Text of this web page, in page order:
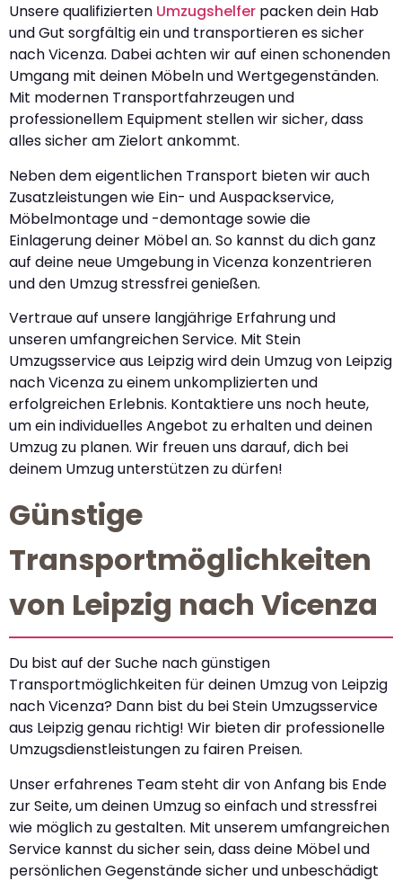
Unsere qualifizierten Umzugshelfer packen dein Hab
und Gut sorgfältig ein und transportieren es sicher
nach Vicenza. Dabei achten wir auf einen schonenden
Umgang mit deinen Möbeln und Wertgegenständen.
Mit modernen Transportfahrzeugen und
professionellem Equipment stellen wir sicher, dass
alles sicher am Zielort ankommt.
Neben dem eigentlichen Transport bieten wir auch
Zusatzleistungen wie Ein- und Auspackservice,
Möbelmontage und -demontage sowie die
Einlagerung deiner Möbel an. So kannst du dich ganz
auf deine neue Umgebung in Vicenza konzentrieren
und den Umzug stressfrei genießen.
Vertraue auf unsere langjährige Erfahrung und
unseren umfangreichen Service. Mit Stein
Umzugsservice aus Leipzig wird dein Umzug von Leipzig
nach Vicenza zu einem unkomplizierten und
erfolgreichen Erlebnis. Kontaktiere uns noch heute,
um ein individuelles Angebot zu erhalten und deinen
Umzug zu planen. Wir freuen uns darauf, dich bei
deinem Umzug unterstützen zu dürfen!
Günstige
Transportmöglichkeiten
von Leipzig nach Vicenza
Du bist auf der Suche nach günstigen
Transportmöglichkeiten für deinen Umzug von Leipzig
nach Vicenza? Dann bist du bei Stein Umzugsservice
aus Leipzig genau richtig! Wir bieten dir professionelle
Umzugsdienstleistungen zu fairen Preisen.
Unser erfahrenes Team steht dir von Anfang bis Ende
zur Seite, um deinen Umzug so einfach und stressfrei
wie möglich zu gestalten. Mit unserem umfangreichen
Service kannst du sicher sein, dass deine Möbel und
persönlichen Gegenstände sicher und unbeschädigt